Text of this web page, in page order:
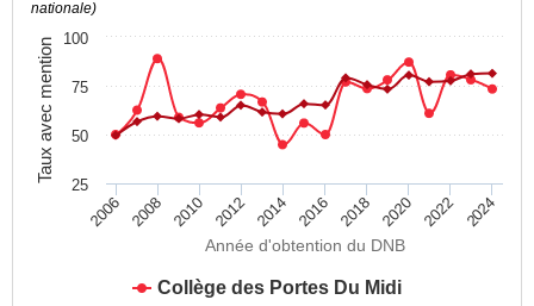
Année d'obtention du DNB
Taux avec mention
nationale)
Collège des Portes Du Midi
2006 2008 2010 2012 2014 2016 2018 2020 2022 2024
25
50
75
100